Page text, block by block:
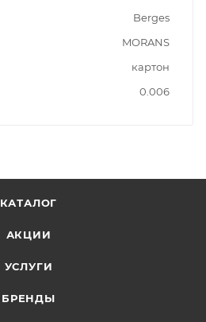
Berges
MORANS
картон
0.006
КАТАЛОГ
АКЦИИ
УСЛУГИ
БРЕНДЫ